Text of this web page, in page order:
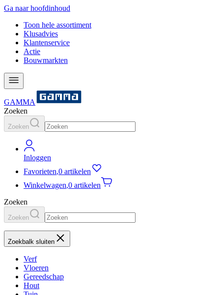
Ga naar hoofdinhoud
Toon hele assortiment
Klusadvies
Klantenservice
Actie
Bouwmarkten
GAMMA
Zoeken
Zoeken
Inloggen
Favorieten,0 artikelen
Winkelwagen,0 artikelen
Zoeken
Zoeken
Zoekbalk sluiten
Verf
Vloeren
Gereedschap
Hout